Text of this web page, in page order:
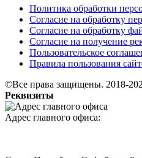
Политика обработки
Согласие на обработку
Согласие на обработку
Согласие на получение
Пользовательское
Правила пользования
©Все права защищены. 2018-
Реквизиты
Адрес главного офиса: